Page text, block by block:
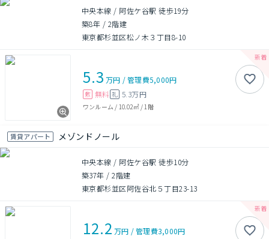
中央本線 / 阿佐ケ谷駅 徒歩19分
築8年 / 2階建
東京都杉並区松ノ木３丁目8-10
5.3 万円 /管理費5,000円
敷 無料 礼 5.3万円
ワンルーム / 10.02㎡/ 1階
賃貸アパート メゾンドノール
中央本線 / 阿佐ケ谷駅 徒歩10分
築37年 /2階建
東京都杉並区阿佐谷北５丁目23-13
12.2 万円 /管理費3,000円